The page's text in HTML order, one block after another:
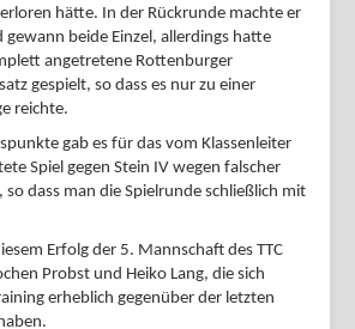
hätte. In der Rückrunde machte er
gewann beide Einzel, allerdings hatte
angetretene Rottenburger
gespielt, so dass es nur zu einer
reichte.
gab es für das vom Klassenleiter
Spiel gegen Stein IV wegen falscher
dass man die Spielrunde schließlich mit
Erfolg der 5. Mannschaft des TTC
Probst und Heiko Lang, die sich
erheblich gegenüber der letzten